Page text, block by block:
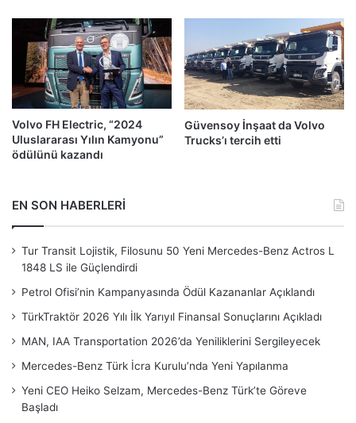
Volvo FH Electric, “2024
Uluslararası Yılın Kamyonu”
ödülünü kazandı
Güvensoy İnşaat da Volvo
Trucks’ı tercih etti
EN SON HABERLERİ
Tur Transit Lojistik, Filosunu 50 Yeni Mercedes-Benz Actros L
1848 LS ile Güçlendirdi
Petrol Ofisi’nin Kampanyasında Ödül Kazananlar Açıklandı
TürkTraktör 2026 Yılı İlk Yarıyıl Finansal Sonuçlarını Açıkladı
MAN, IAA Transportation 2026’da Yeniliklerini Sergileyecek
Mercedes-Benz Türk İcra Kurulu’nda Yeni Yapılanma
Yeni CEO Heiko Selzam, Mercedes-Benz Türk’te Göreve
Başladı